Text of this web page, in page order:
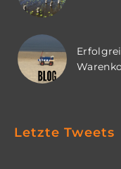
Letzte Tweets